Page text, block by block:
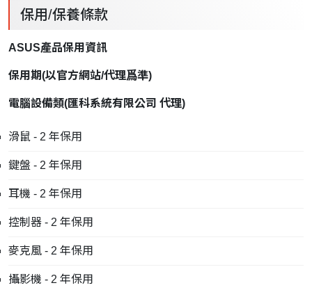
保用/保養條款
ASUS產品保用資訊
保用期(以官方網站/代理爲準)
電腦設備類(匯科系統有限公司 代理)
滑鼠 - 2 年保用
鍵盤 - 2 年保用
耳機 - 2 年保用
控制器 - 2 年保用
麥克風 - 2 年保用
攝影機 - 2 年保用